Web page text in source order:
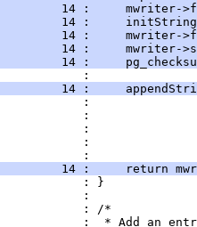
14 :     mwriter-
14 :
14 :     mwriter-
14 :     mwriter-
14 :
:
14 :
:
:
:
:
:
14 :     return
: }
:
: /*
:  * Add an